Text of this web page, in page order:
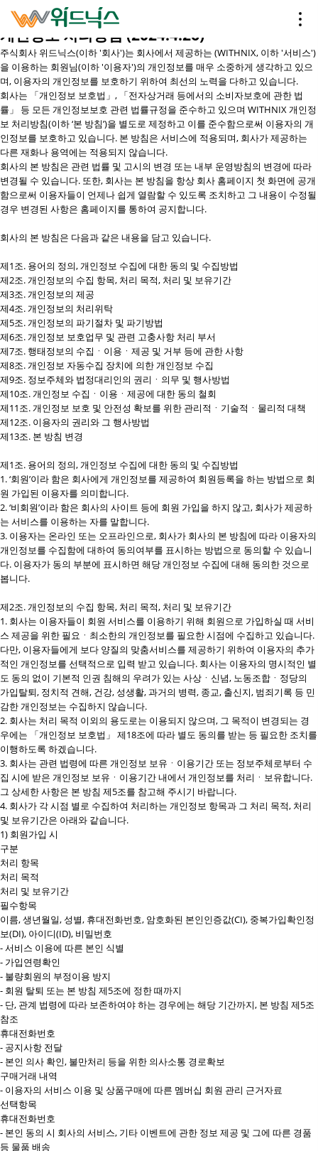
PRIVACY
Home
개인정보 처리방침 (2024.4.26)
주식회사 위드닉스(이하 '회사')는 회사에서 제공하는 (WITHNIX, 이하 '서비스')
을 이용하는 회원님(이하 '이용자')의 개인정보를 매우 소중하게 생각하고 있으
며, 이용자의 개인정보를 보호하기 위하여 최선의 노력을 다하고 있습니다.
회사는 「개인정보 보호법」, 「전자상거래 등에서의 소비자보호에 관한 법
률」 등 모든 개인정보보호 관련 법률규정을 준수하고 있으며 WITHNIX 개인정
보 처리방침(이하 ‘본 방침’)을 별도로 제정하고 이를 준수함으로써 이용자의 개
인정보를 보호하고 있습니다. 본 방침은 서비스에 적용되며, 회사가 제공하는
다른 재화나 용역에는 적용되지 않습니다.
회사의 본 방침은 관련 법률 및 고시의 변경 또는 내부 운영방침의 변경에 따라
변경될 수 있습니다. 또한, 회사는 본 방침을 항상 회사 홈페이지 첫 화면에 공개
함으로써 이용자들이 언제나 쉽게 열람할 수 있도록 조치하고 그 내용이 수정될
경우 변경된 사항은 홈페이지를 통하여 공지합니다.
회사의 본 방침은 다음과 같은 내용을 담고 있습니다.
제1조. 용어의 정의, 개인정보 수집에 대한 동의 및 수집방법
제2조. 개인정보의 수집 항목, 처리 목적, 처리 및 보유기간
제3조. 개인정보의 제공
제4조. 개인정보의 처리위탁
제5조. 개인정보의 파기절차 및 파기방법
제6조. 개인정보 보호업무 및 관련 고충사항 처리 부서
제7조. 행태정보의 수집ㆍ이용ㆍ제공 및 거부 등에 관한 사항
제8조. 개인정보 자동수집 장치에 의한 개인정보 수집
제9조. 정보주체와 법정대리인의 권리ㆍ의무 및 행사방법
제10조. 개인정보 수집ㆍ이용ㆍ제공에 대한 동의 철회
제11조. 개인정보 보호 및 안전성 확보를 위한 관리적ㆍ기술적ㆍ물리적 대책
제12조. 이용자의 권리와 그 행사방법
제13조. 본 방침 변경
제1조. 용어의 정의, 개인정보 수집에 대한 동의 및 수집방법
1. ‘회원’이라 함은 회사에게 개인정보를 제공하여 회원등록을 하는 방법으로 회
원 가입된 이용자를 의미합니다.
2. ‘비회원’이라 함은 회사의 사이트 등에 회원 가입을 하지 않고, 회사가 제공하
는 서비스를 이용하는 자를 말합니다.
3. 이용자는 온라인 또는 오프라인으로, 회사가 회사의 본 방침에 따라 이용자의
개인정보를 수집함에 대하여 동의여부를 표시하는 방법으로 동의할 수 있습니
다. 이용자가 동의 부분에 표시하면 해당 개인정보 수집에 대해 동의한 것으로
봅니다.
제2조. 개인정보의 수집 항목, 처리 목적, 처리 및 보유기간
1. 회사는 이용자들이 회원 서비스를 이용하기 위해 회원으로 가입하실 때 서비
스 제공을 위한 필요ㆍ최소한의 개인정보를 필요한 시점에 수집하고 있습니다.
다만, 이용자들에게 보다 양질의 맞춤서비스를 제공하기 위하여 이용자의 추가
적인 개인정보를 선택적으로 입력 받고 있습니다. 회사는 이용자의 명시적인 별
도 동의 없이 기본적 인권 침해의 우려가 있는 사상ㆍ신념, 노동조합ㆍ정당의
가입탈퇴, 정치적 견해, 건강, 성생활, 과거의 병력, 종교, 출신지, 범죄기록 등 민
감한 개인정보는 수집하지 않습니다.
2. 회사는 처리 목적 이외의 용도로는 이용되지 않으며, 그 목적이 변경되는 경
우에는 「개인정보 보호법」 제18조에 따라 별도 동의를 받는 등 필요한 조치를
이행하도록 하겠습니다.
3. 회사는 관련 법령에 따른 개인정보 보유ㆍ이용기간 또는 정보주체로부터 수
집 시에 받은 개인정보 보유ㆍ이용기간 내에서 개인정보를 처리ㆍ보유합니다.
그 상세한 사항은 본 방침 제5조를 참고해 주시기 바랍니다.
4. 회사가 각 시점 별로 수집하여 처리하는 개인정보 항목과 그 처리 목적, 처리
및 보유기간은 아래와 같습니다.
1) 회원가입 시
구분
처리 항목
처리 목적
처리 및 보유기간
필수항목
이름, 생년월일, 성별, 휴대전화번호, 암호화된 본인인증값(CI), 중복가입확인정
보(DI), 아이디(ID), 비밀번호
- 서비스 이용에 따른 본인 식별
- 가입연령확인
- 불량회원의 부정이용 방지
- 회원 탈퇴 또는 본 방침 제5조에 정한 때까지
- 단, 관계 법령에 따라 보존하여야 하는 경우에는 해당 기간까지, 본 방침 제5조
참조
휴대전화번호
- 공지사항 전달
- 본인 의사 확인, 불만처리 등을 위한 의사소통 경로확보
구매거래 내역
- 이용자의 서비스 이용 및 상품구매에 따른 멤버십 회원 관리 근거자료
선택항목
휴대전화번호
- 본인 동의 시 회사의 서비스, 기타 이벤트에 관한 정보 제공 및 그에 따른 경품
등 물품 배송